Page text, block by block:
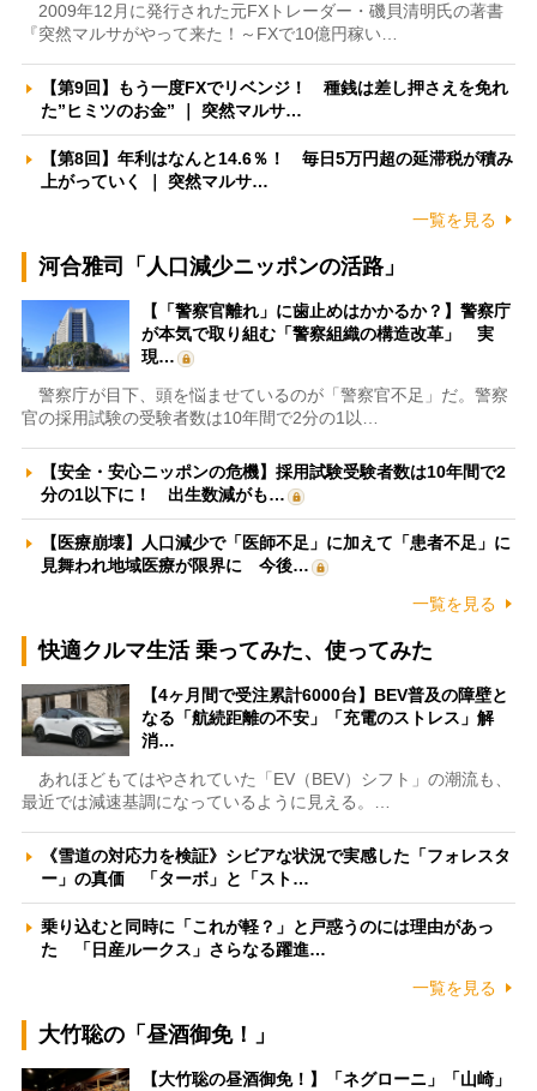
2009年12月に発行された元FXトレーダー・磯貝清明氏の著書
『突然マルサがやって来た！～FXで10億円稼い…
【第9回】もう一度FXでリベンジ！ 種銭は差し押さえを免れ
た”ヒミツのお金” ｜ 突然マルサ…
【第8回】年利はなんと14.6％！ 毎日5万円超の延滞税が積み
上がっていく ｜ 突然マルサ…
一覧を見る
河合雅司「人口減少ニッポンの活路」
【「警察官離れ」に歯止めはかかるか？】警察庁
が本気で取り組む「警察組織の構造改革」 実
現…
警察庁が目下、頭を悩ませているのが「警察官不足」だ。警察
官の採用試験の受験者数は10年間で2分の1以…
【安全・安心ニッポンの危機】採用試験受験者数は10年間で2
分の1以下に！ 出生数減がも…
【医療崩壊】人口減少で「医師不足」に加えて「患者不足」に
見舞われ地域医療が限界に 今後…
一覧を見る
快適クルマ生活 乗ってみた、使ってみた
【4ヶ月間で受注累計6000台】BEV普及の障壁と
なる「航続距離の不安」「充電のストレス」解
消…
あれほどもてはやされていた「EV（BEV）シフト」の潮流も、
最近では減速基調になっているように見える。…
《雪道の対応力を検証》シビアな状況で実感した「フォレスタ
ー」の真価 「ターボ」と「スト…
乗り込むと同時に「これが軽？」と戸惑うのには理由があっ
た 「日産ルークス」さらなる躍進…
一覧を見る
大竹聡の「昼酒御免！」
【大竹聡の昼酒御免！】「ネグローニ」「山崎」